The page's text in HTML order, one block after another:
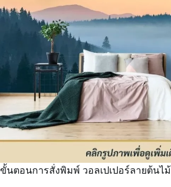
ขั้นตอนการสั่งพิมพ์ วอลเปเปอร์ลายต้นไม้